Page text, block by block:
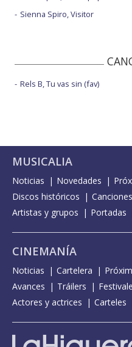
Sienna Spiro, Visitor
Rels B, Tu vas sin (fav)
MUSICALIA
Noticias Novedades
Discos históricos
Canciones
Artistas y grupos
Portadas
CINEMANÍA
Noticias Cartelera
Avances
Tráilers
Actores y actrices
Carteles